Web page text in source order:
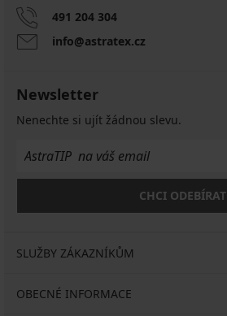
491 204 304
info@astratex.cz
Newsletter
Nenechte si ujít žádnou slevu.
CHCI ODEBÍRAT
SLUŽBY ZÁKAZNÍKŮM
OBECNÉ INFORMACE